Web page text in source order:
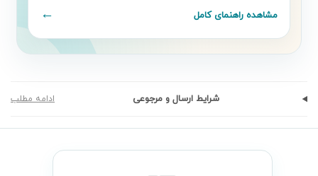
مشاهده راهنمای کامل ←
شرایط ارسال و مرجوعی ادامه مطلب